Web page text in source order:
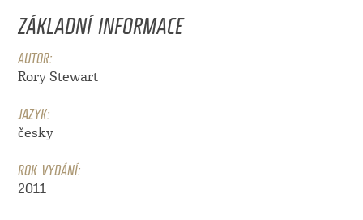
ZÁKLADNÍ INFORMACE
AUTOR:
Rory Stewart
JAZYK:
česky
ROK VYDÁNÍ:
2011